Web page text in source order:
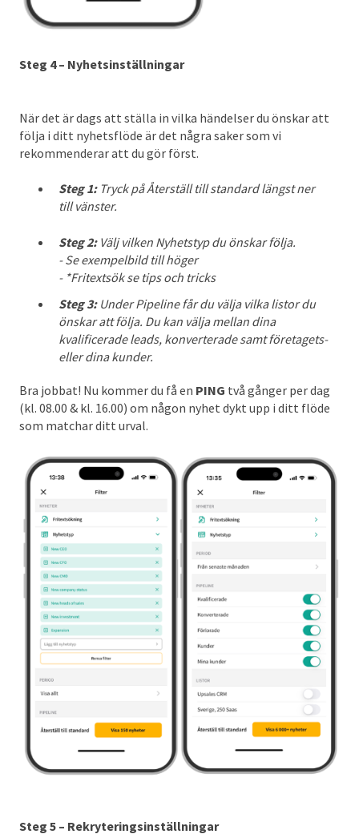
Steg 4 – Nyhetsinställningar
När det är dags att ställa in vilka händelser du önskar att
följa i ditt nyhetsflöde är det några saker som vi
rekommenderar att du gör först.
Steg 1:Tryck på Återställ till standard längst ner
till vänster.
Steg 2:Välj vilken Nyhetstyp du önskar följa.
- Se exempelbild till höger
- *Fritextsök se tips och tricks
Steg 3:Under Pipeline får du välja vilka listor du
önskar att följa. Du kan välja mellan dina
kvalificerade leads, konverterade samt företagets-
eller dina kunder.
Bra jobbat! Nu kommer du få en PING två gånger per dag
(kl. 08.00 & kl. 16.00) om någon nyhet dykt upp i ditt flöde
som matchar ditt urval.
Steg 5 – Rekryteringsinställningar